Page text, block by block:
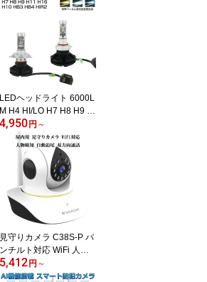
ニターシステム 空中映像
映像調整シート付 3ヶ月
LEDヘッドライト 6000L
M H4 HI/LO H7 H8 H9 H
10 H11 H16 HB3 HB4 HI
R2 H1 H3 ファンレス 2
個入り 色交換シート付 L
ED ヘッドライト バイク
車検対応 12V 24V 6ヶ月
保証
4,950円 ～
見守りカメラ C38S-P パ
ンチルト対応 WiFi 人物
検知 動体検知 ナイトビ
ジョン 双方向音声 ペッ
5,412円 ～